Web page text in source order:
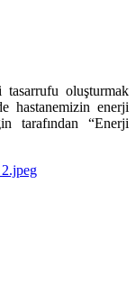
oluşturmak
hastanemizin enerji
tarafından “Enerji